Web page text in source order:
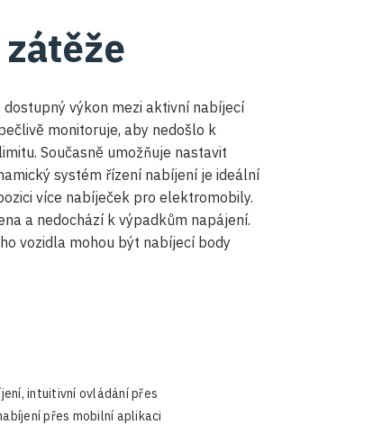
výkon mezi aktivní nabíjecí
monitoruje, aby nedošlo k
Současně umožňuje nastavit
systém řízení nabíjení je ideální
více nabíječek pro elektromobily.
a nedochází k výpadkům napájení.
vozidla mohou být nabíjecí body
intuitivní ovládání přes
přes mobilní aplikaci